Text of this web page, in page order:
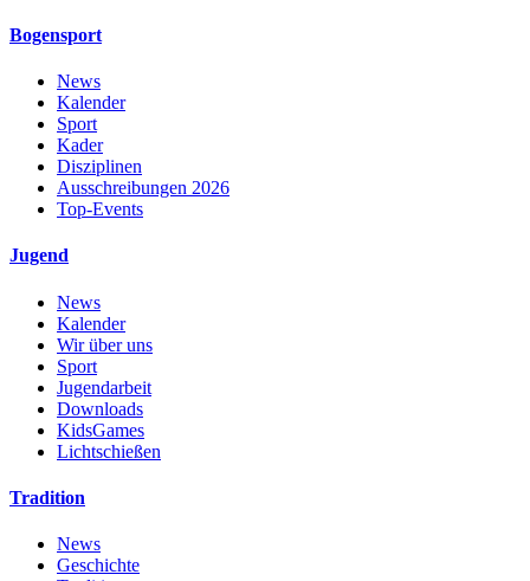
Bogensport
News
Kalender
Sport
Kader
Disziplinen
Ausschreibungen 2026
Top-Events
Jugend
News
Kalender
Wir über uns
Sport
Jugendarbeit
Downloads
KidsGames
Lichtschießen
Tradition
News
Geschichte